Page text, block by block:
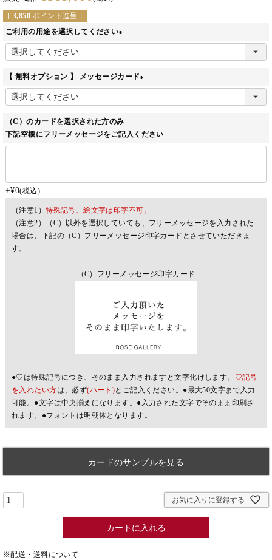
[ 3,850 ポイント進呈 ]
ご利用の用途を選択してください
須)
【 無料オプション 】 メッセージカード
須)
（C）のカードを選択された方のみ
下記空欄にフリーメッセージをご記入ください
+¥0 税込
（注意1）特殊記号、絵文字は印字不可。
（注意2）（C）以外を選択していても、フリーメッセージを入力された
場合は、下記の（C）フリーメッセージ印字カードとさせていただきま
す。
（C）フリーメッセージ印字カード
●♡は特殊記号につき、そのまま入力されますと文字化けします。 ♡記号
を入れたい方は、必ず(ハート)とご記入ください。●最大50文字まで入力
可能。●文字は中央揃えになります。●入力された文字でそのまま印刷さ
れます。●フォントは明朝体となります。
カードのサンプルを見る
お気に入りに登録する
カートに入れる
※配送・送料について